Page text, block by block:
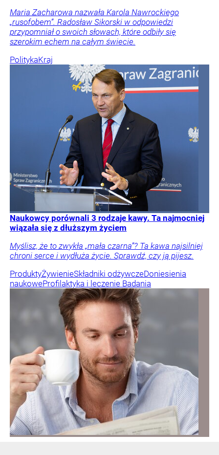
Maria Zacharowa nazwała Karola Nawrockiego
„rusofobem”. Radosław Sikorski w odpowiedzi
przypomniał o swoich słowach, które odbiły się
szerokim echem na całym świecie.
PolitykaKraj
Naukowcy porównali 3 rodzaje kawy. Ta najmocniej
wiązała się z dłuższym życiem
Myślisz, że to zwykła „mała czarna”? Ta kawa najsilniej
chroni serce i wydłuża życie. Sprawdź, czy ją pijesz.
ProduktyŻywienieSkładniki odżywczeDoniesienia
naukoweProfilaktyka i leczenie Badania